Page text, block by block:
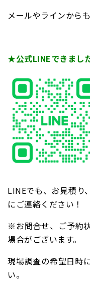
メールやラインから
★公式LINEできまし
LINEでも、お見積り
にご連絡ください！
※お問合せ、ご予約
場合がございます。
現場調査の希望日時
い。